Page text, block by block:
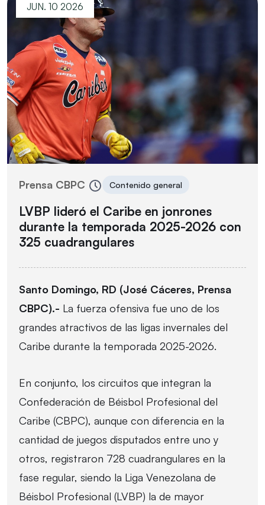
JUN. 10 2026
Prensa CBPC Contenido general
LVBP lideró el Caribe en jonrones
durante la temporada 2025-2026 con
325 cuadrangulares
Santo Domingo, RD (José Cáceres, Prensa
CBPC).- La fuerza ofensiva fue uno de los
grandes atractivos de las ligas invernales del
Caribe durante la temporada 2025-2026.
En conjunto, los circuitos que integran la
Confederación de Béisbol Profesional del
Caribe (CBPC), aunque con diferencia en la
cantidad de juegos disputados entre uno y
otros, registraron 728 cuadrangulares en la
fase regular, siendo la Liga Venezolana de
Béisbol Profesional (LVBP) la de mayor